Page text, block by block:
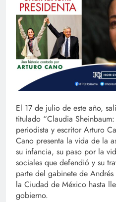
El 17 de julio de este año,
titulado “Claudia
periodista y escritor Arturo
Cano presenta la vida de la
su infancia, su paso por la
sociales que defendió y su
parte del gabinete de
la Ciudad de México hasta
gobierno.